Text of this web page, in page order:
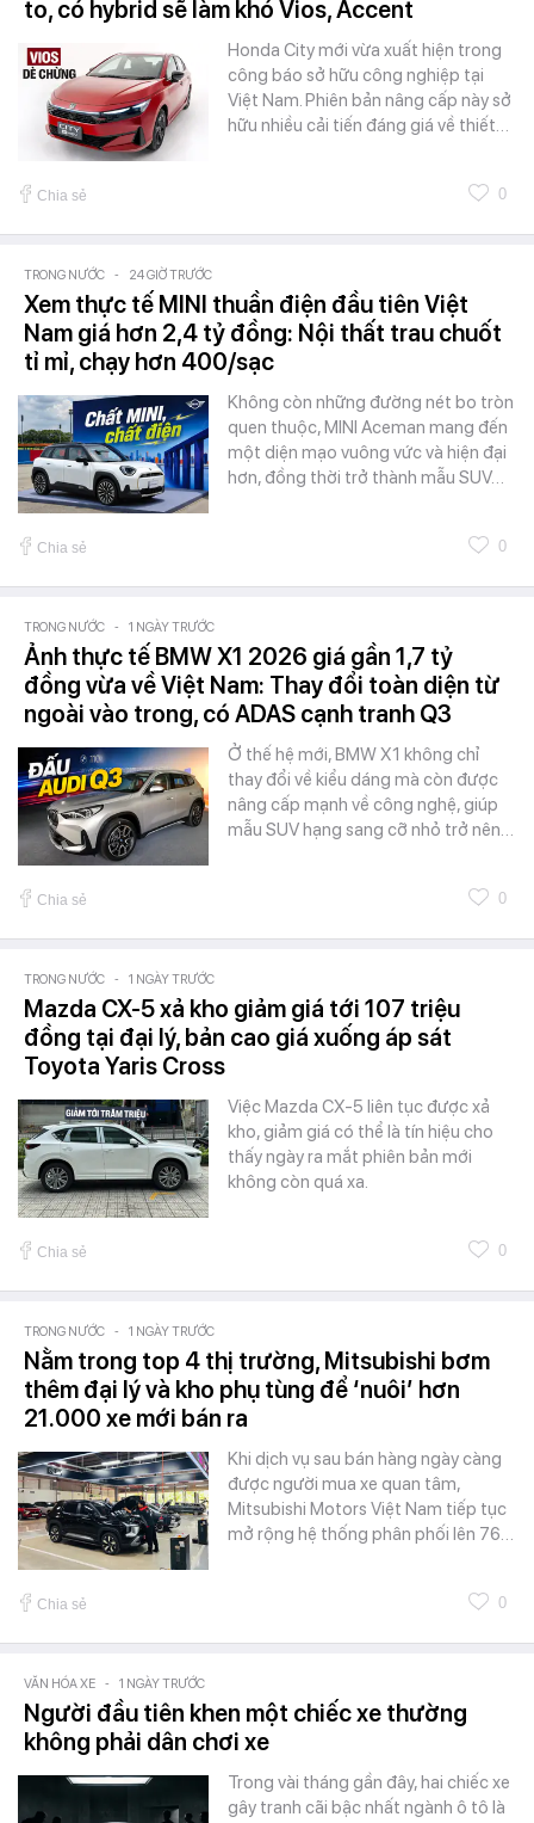
to, có hybrid sẽ làm khó Vios, Accent
Honda City mới vừa xuất hiện trong
công báo sở hữu công nghiệp tại
Việt Nam. Phiên bản nâng cấp này sở
hữu nhiều cải tiến đáng giá về thiết…
Chia sẻ 0
TRONG NƯỚC - 24 GIỜ TRƯỚC
Xem thực tế MINI thuần điện đầu tiên Việt
Nam giá hơn 2,4 tỷ đồng: Nội thất trau chuốt
tỉ mỉ, chạy hơn 400/sạc
Không còn những đường nét bo tròn
quen thuộc, MINI Aceman mang đến
một diện mạo vuông vức và hiện đại
hơn, đồng thời trở thành mẫu SUV…
Chia sẻ 0
TRONG NƯỚC - 1 NGÀY TRƯỚC
Ảnh thực tế BMW X1 2026 giá gần 1,7 tỷ
đồng vừa về Việt Nam: Thay đổi toàn diện từ
ngoài vào trong, có ADAS cạnh tranh Q3
Ở thế hệ mới, BMW X1 không chỉ
thay đổi về kiểu dáng mà còn được
nâng cấp mạnh về công nghệ, giúp
mẫu SUV hạng sang cỡ nhỏ trở nên…
Chia sẻ 0
TRONG NƯỚC - 1 NGÀY TRƯỚC
Mazda CX-5 xả kho giảm giá tới 107 triệu
đồng tại đại lý, bản cao giá xuống áp sát
Toyota Yaris Cross
Việc Mazda CX-5 liên tục được xả
kho, giảm giá có thể là tín hiệu cho
thấy ngày ra mắt phiên bản mới
không còn quá xa.
Chia sẻ 0
TRONG NƯỚC - 1 NGÀY TRƯỚC
Nằm trong top 4 thị trường, Mitsubishi bơm
thêm đại lý và kho phụ tùng để ‘nuôi’ hơn
21.000 xe mới bán ra
Khi dịch vụ sau bán hàng ngày càng
được người mua xe quan tâm,
Mitsubishi Motors Việt Nam tiếp tục
mở rộng hệ thống phân phối lên 76…
Chia sẻ 0
VĂN HÓA XE - 1 NGÀY TRƯỚC
Người đầu tiên khen một chiếc xe thường
không phải dân chơi xe
Trong vài tháng gần đây, hai chiếc xe
gây tranh cãi bậc nhất ngành ô tô là